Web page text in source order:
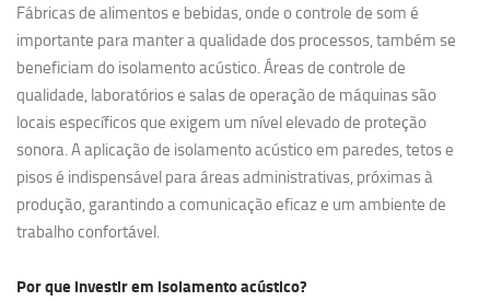
Fábricas de alimentos e bebidas, onde o controle de som é
importante para manter a qualidade dos processos, também se
beneficiam do isolamento acústico. Áreas de controle de
qualidade, laboratórios e salas de operação de máquinas são
locais específicos que exigem um nível elevado de proteção
sonora. A aplicação de isolamento acústico em paredes, tetos e
pisos é indispensável para áreas administrativas, próximas à
produção, garantindo a comunicação eficaz e um ambiente de
trabalho confortável.
Por que investir em isolamento acústico?